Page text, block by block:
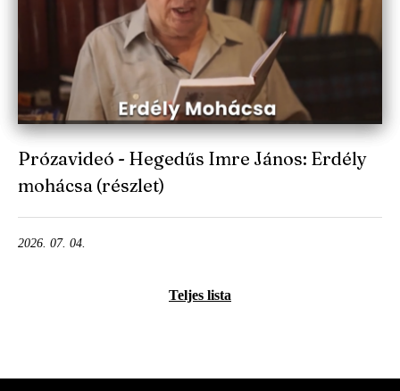
Prózavideó - Hegedűs Imre János: Erdély
mohácsa (részlet)
2026. 07. 04.
Teljes lista